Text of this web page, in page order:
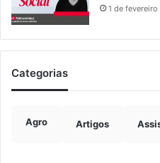
1 de
Categorias
Agro Artigos